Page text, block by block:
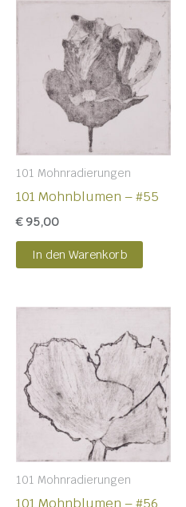
101 Mohnradierungen
101 Mohnblumen – #55
€95,00
In den Warenkorb
101 Mohnradierungen
101 Mohnblumen – #56